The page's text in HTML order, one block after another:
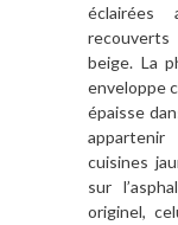
beige. La
enveloppe
épaisse
appartenir
cuisines
sur
originel,